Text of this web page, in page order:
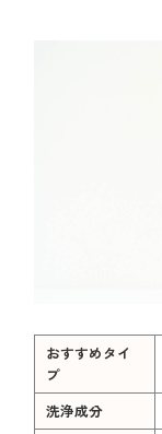
おすすめタイ
プ
洗浄成分